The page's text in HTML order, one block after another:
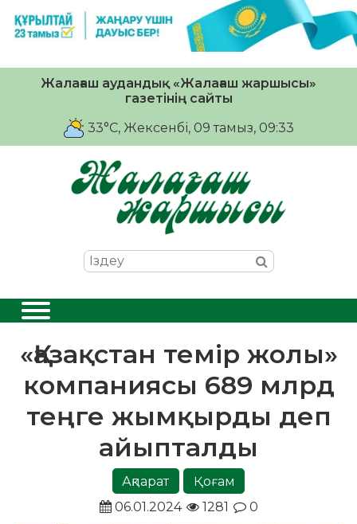
Жалағаш аудандық «Жалағаш жаршысы»
газетінің сайты
33°C, Жексенбі, 09 тамыз, 09:33
«Қазақстан темір жолы»
компаниясы 689 млрд
теңге жымқырды деп
айыпталды
Ақпарат
Қоғам
06.01.2024
1281 0